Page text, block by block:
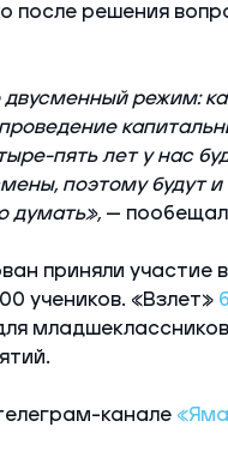
после решения
двусменный режим:
пять лет у нас
поэтому будут
думать», —
приняли участие
учеников. «Взлет»
канале